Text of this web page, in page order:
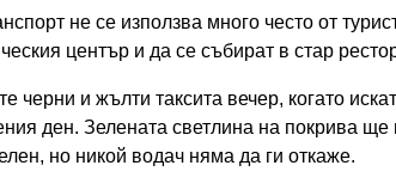
не се използва много често от
център и да се събират в стар
черни и жълти таксита вечер, когато
ден. Зелената светлина на покрива ще
но никой водач няма да ги откаже.